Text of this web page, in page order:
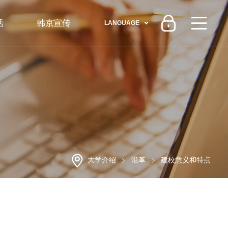
韩京宣传 LANGUAGE
大学介绍 沿革 建校意义和特点